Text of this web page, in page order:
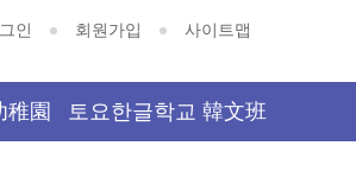
인 회원가입 사이트맵
稚園 토요한글학교 韓文班